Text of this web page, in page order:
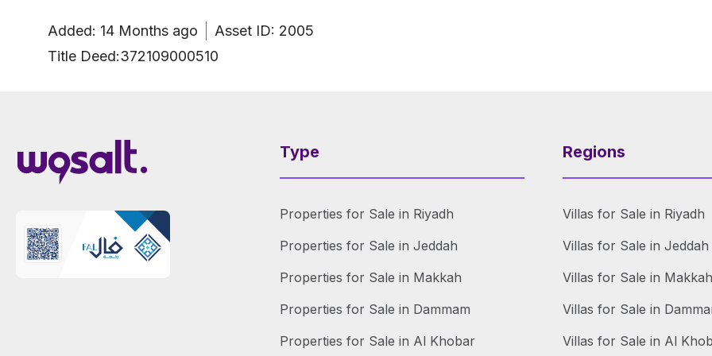
Added: 14 Months ago Asset ID: 2005
Title Deed:372109000510
Type
Properties for Sale in Riyadh
Properties for Sale in Jeddah
Properties for Sale in Makkah
Properties for Sale in Dammam
Properties for Sale in Al Khobar
Regions
Villas for Sale in Riyadh
Villas for Sale in Jeddah
Villas for Sale in Makkah
Villas for Sale in
Villas for Sale in Al